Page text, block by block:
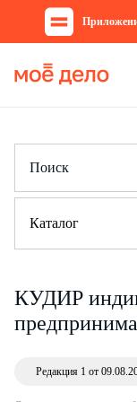
Каталог
КУДИР
Редакция 1 от